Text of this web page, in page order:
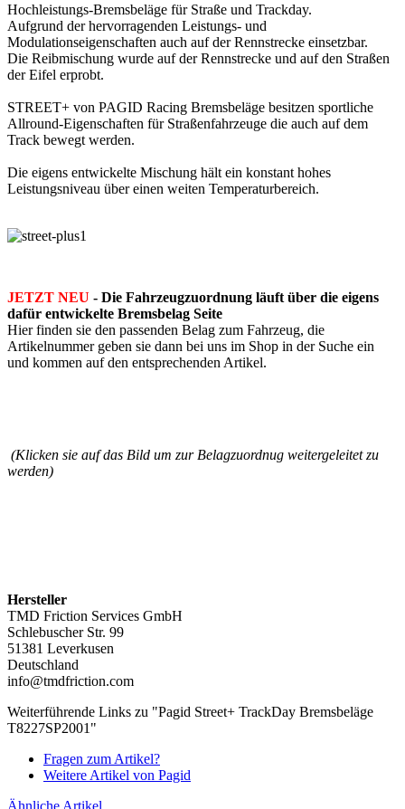
Hochleistungs-Bremsbeläge für Straße und Trackday.
Aufgrund der hervorragenden Leistungs- und
Modulationseigenschaften auch auf der Rennstrecke einsetzbar.
Die Reibmischung wurde auf der Rennstrecke und auf den Straßen
der Eifel erprobt.
STREET+ von PAGID Racing Bremsbeläge besitzen sportliche
Allround-Eigenschaften für Straßenfahrzeuge die auch auf dem
Track bewegt werden.
Die eigens entwickelte Mischung hält ein konstant hohes
Leistungsniveau über einen weiten Temperaturbereich.
JETZT NEU - Die Fahrzeugzuordnung läuft über die eigens
dafür entwickelte Bremsbelag Seite
Hier finden sie den passenden Belag zum Fahrzeug, die
Artikelnummer geben sie dann bei uns im Shop in der Suche ein
und kommen auf den entsprechenden Artikel.
(Klicken sie auf das Bild um zur Belagzuordnug weitergeleitet zu
werden)
Hersteller
TMD Friction Services GmbH
Schlebuscher Str. 99
51381 Leverkusen
Deutschland
info@tmdfriction.com
Weiterführende Links zu "Pagid Street+ TrackDay Bremsbeläge
T8227SP2001"
Fragen zum Artikel?
Weitere Artikel von Pagid
Ähnliche Artikel